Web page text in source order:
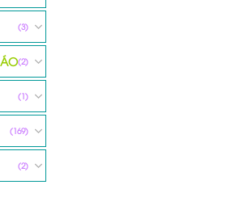
(3)
(2)
(1)
(169)
(2)